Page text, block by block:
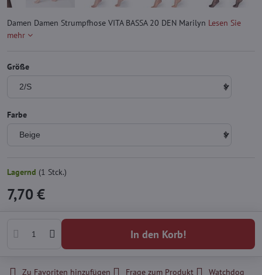
Damen Damen Strumpfhose VITA BASSA 20 DEN Marilyn Lesen Sie
mehr
Größe
Farbe
Lagernd (1 Stck.)
7,70 €
In den Korb!
Zu Favoriten hinzufügen Frage zum Produkt
Watchdog